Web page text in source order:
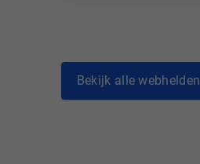
Bekijk alle webhelden